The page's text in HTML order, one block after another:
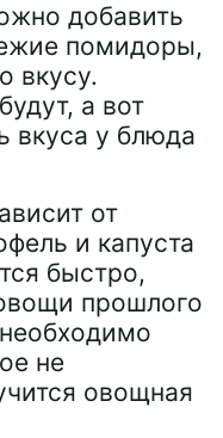
добавить
помидоры,
вкусу.
а вот
вкуса у блюда
от
и капуста
быстро,
прошлого
не
овощная